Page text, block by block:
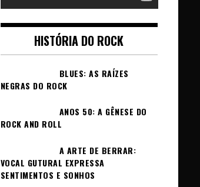
HISTÓRIA DO ROCK
BLUES: AS RAÍZES
NEGRAS DO ROCK
ANOS 50: A GÊNESE DO
ROCK AND ROLL
A ARTE DE BERRAR:
VOCAL GUTURAL EXPRESSA
SENTIMENTOS E SONHOS